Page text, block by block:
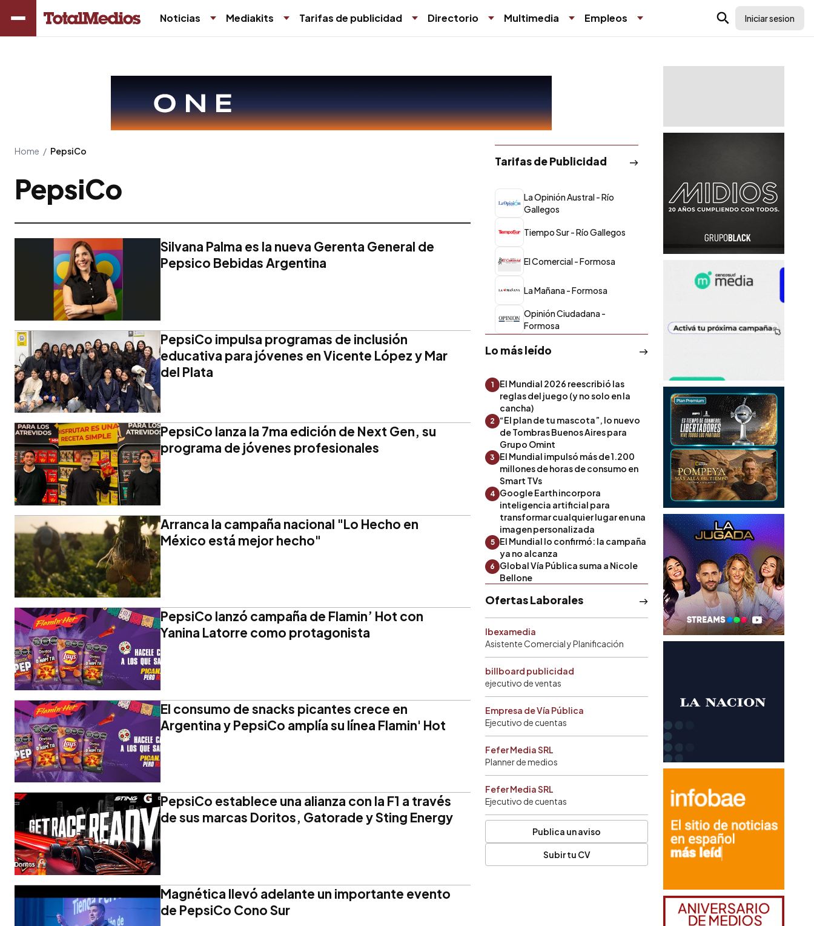
Noticias Mediakits Tarifas de publicidad Directorio Multimedia Empleos Iniciar sesion
Home / PepsiCo
PepsiCo
Silvana Palma es la nueva Gerenta General de
Pepsico Bebidas Argentina
PepsiCo impulsa programas de inclusión
educativa para jóvenes en Vicente López y Mar
del Plata
PepsiCo lanza la 7ma edición de Next Gen, su
programa de jóvenes profesionales
Arranca la campaña nacional "Lo Hecho en
México está mejor hecho"
PepsiCo lanzó campaña de Flamin’ Hot con
Yanina Latorre como protagonista
El consumo de snacks picantes crece en
Argentina y PepsiCo amplía su línea Flamin' Hot
PepsiCo establece una alianza con la F1 a través
de sus marcas Doritos, Gatorade y Sting Energy
Magnética llevó adelante un importante evento
de PepsiCo Cono Sur
Tarifas de Publicidad
La Opinión Austral - Río
Gallegos
Tiempo Sur - Río Gallegos
El Comercial - Formosa
La Mañana - Formosa
Opinión Ciudadana -
Formosa
Lo más leído
1
El Mundial 2026 reescribió las
reglas del juego (y no solo en la
cancha)
2
“El plan de tu mascota”, lo nuevo
de Tombras Buenos Aires para
Grupo Omint
3
El Mundial impulsó más de 1.200
millones de horas de consumo en
Smart TVs
4 Google Earth incorpora
inteligencia artificial para
transformar cualquier lugar en una
imagen personalizada
5
El Mundial lo confirmó: la campaña
ya no alcanza
6
Global Vía Pública suma a Nicole
Bellone
Ofertas Laborales
Ibexamedia
Asistente Comercial y Planificación
billboard publicidad
ejecutivo de ventas
Empresa de Vía Pública
Ejecutivo de cuentas
Fefer Media SRL
Planner de medios
Fefer Media SRL
Ejecutivo de cuentas
Publica un aviso
Subir tu CV